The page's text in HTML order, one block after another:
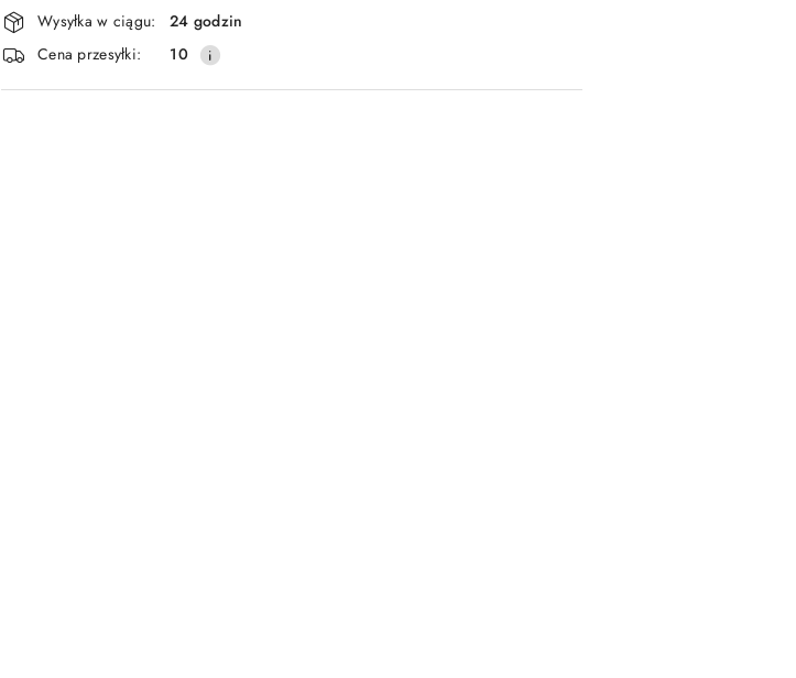
i
dostawa
Wysyłka w ciągu:
24 godzin
Cena przesyłki:
10